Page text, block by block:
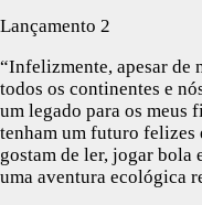
Lançamento 2
“Infelizmente, apesar de
todos os continentes e
um legado para os meus
tenham um futuro felizes
gostam de ler, jogar bola
uma aventura ecológica